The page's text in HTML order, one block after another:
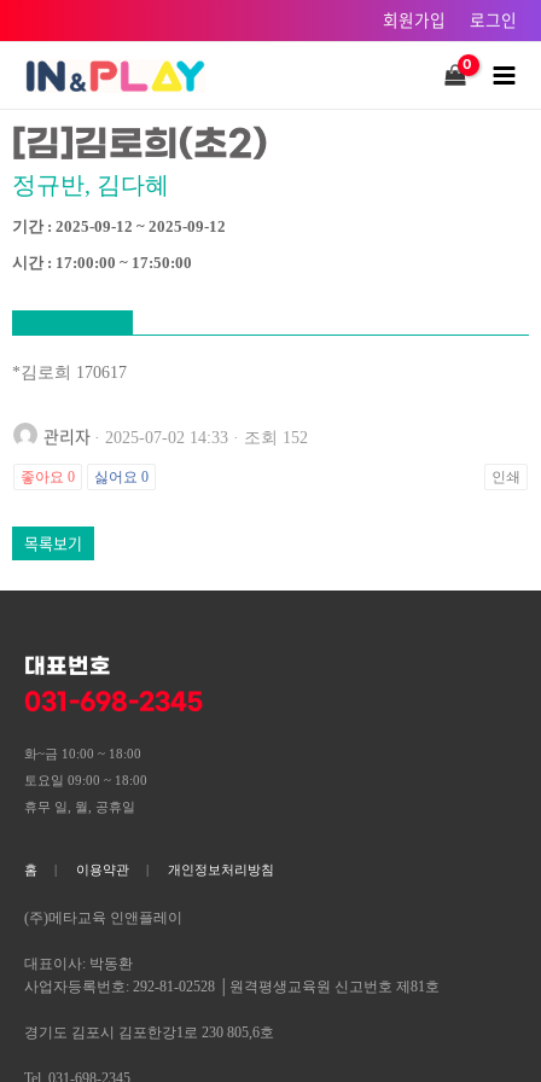
건너뛰기
회원가입 로그인
Main
[김]김로희(초2)
정규반, 김다혜
기간 : 2025-09-12 ~ 2025-09-12
시간 : 17:00:00 ~ 17:50:00
*김로희 170617
관리자 · 2025-07-02 14:33 · 조회 152
좋아요 0 싫어요 0 인쇄
목록보기
대표번호
031-698-2345
화~금 10:00 ~ 18:00
토요일 09:00 ~ 18:00
휴무 일, 월, 공휴일
홈 이용약관 개인정보처리방침
(주)메타교육 인앤플레이
대표이사: 박동환
사업자등록번호: 292-81-02528 │원격평생교육원 신고번호 제81호
경기도 김포시 김포한강1로 230 805,6호